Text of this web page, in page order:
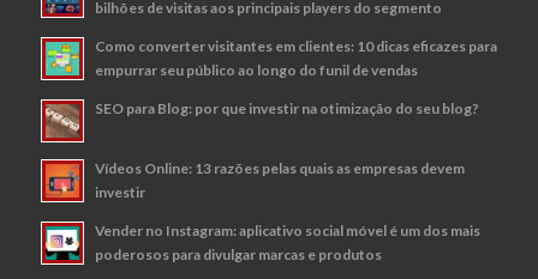
bilhões de visitas aos principais players do segmento
Como converter visitantes em clientes: 10 dicas eficazes para
empurrar seu público ao longo do funil de vendas
SEO para Blog: por que investir na otimização do seu blog?
Vídeos Online: 13 razões pelas quais as empresas devem
investir
Vender no Instagram: aplicativo social móvel é um dos mais
poderosos para divulgar marcas e produtos